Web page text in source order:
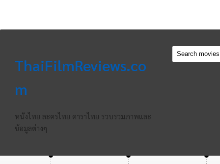
ThaiFilmReviews.co
m
หนังไทย ละครไทย ดาราไทย รวบรวมภาพและ
ข้อมูลต่างๆ